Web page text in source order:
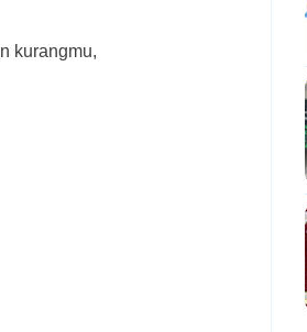
kurangmu,